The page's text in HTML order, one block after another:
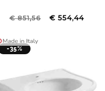
€ 851,56 € 554,44
-35%